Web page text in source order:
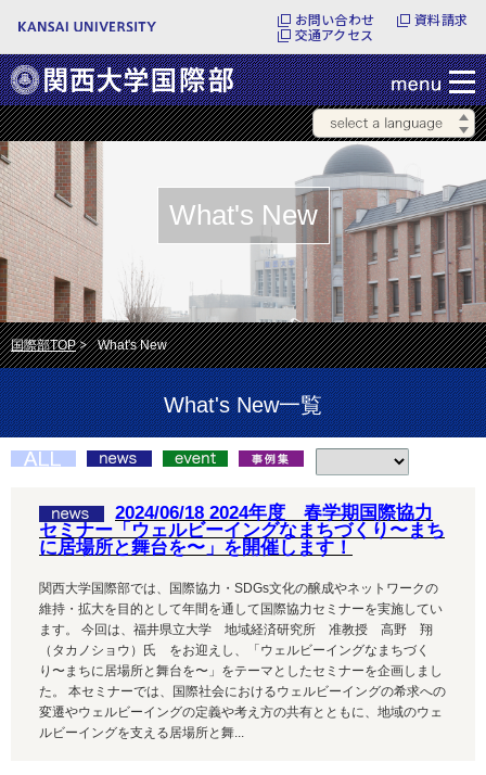
お問い合わせ
資料請求
交通アクセス
What's New
国際部TOP What's New
What's New一覧
2024/06/18 2024年度 春学期国際協力
セミナー「ウェルビーイングなまちづくり〜まち
に居場所と舞台を〜」を開催します！
関西大学国際部では、国際協力・SDGs文化の醸成やネットワークの
維持・拡大を目的として年間を通して国際協力セミナーを実施してい
ます。 今回は、福井県立大学 地域経済研究所 准教授 高野 翔
（タカノショウ）氏 をお迎えし、「ウェルビーイングなまちづく
り〜まちに居場所と舞台を〜」をテーマとしたセミナーを企画しまし
た。 本セミナーでは、国際社会におけるウェルビーイングの希求への
変遷やウェルビーイングの定義や考え方の共有とともに、地域のウェ
ルビーイングを支える居場所と舞...